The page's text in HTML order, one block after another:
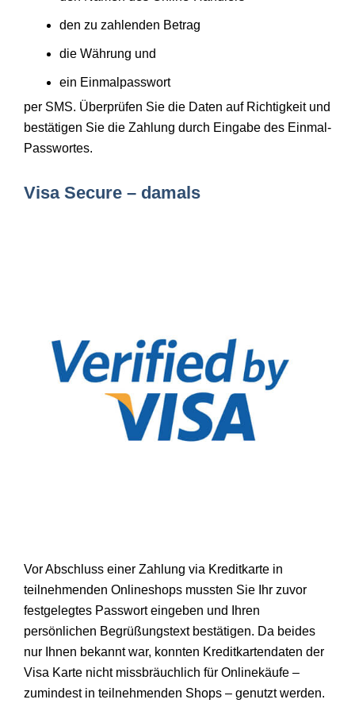
den zu zahlenden Betrag
die Währung und
ein Einmalpasswort
per SMS. Überprüfen Sie die Daten auf Richtigkeit und
bestätigen Sie die Zahlung durch Eingabe des Einmal-
Passwortes.
Visa Secure – damals
Vor Abschluss einer Zahlung via Kreditkarte in
teilnehmenden Onlineshops mussten Sie Ihr zuvor
festgelegtes Passwort eingeben und Ihren
persönlichen Begrüßungstext bestätigen. Da beides
nur Ihnen bekannt war, konnten Kreditkartendaten der
Visa Karte nicht missbräuchlich für Onlinekäufe –
zumindest in teilnehmenden Shops – genutzt werden.